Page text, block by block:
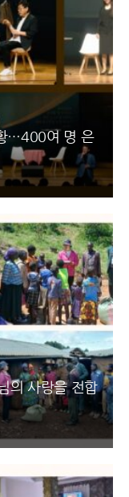
…400여 명 은
의 사랑을 전합